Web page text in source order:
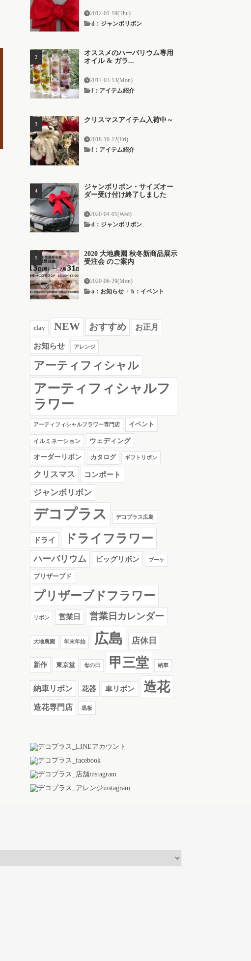
2012-01-19(Thu)
d：ジャンボリボン
オススメのハーバリウム専用
オイル & ガラ...
2017-03-13(Mon)
f：アイテム紹介
クリスマスアイテム入荷中～
2018-10-12(Fri)
f：アイテム紹介
ジャンボリボン・サイズオー
ダー受け付け終了しました
2020-04-01(Wed)
d：ジャンボリボン
2020 大地農園 秋冬新商品展示
受注会 のご案内
2020-06-29(Mon)
a：お知らせ / b：イベント
clay NEW おすすめ お正月
お知らせ アレンジ
アーティフィシャル
アーティフィシャルフ
ラワー
アーティフィシャルフラワー専門店 イベント
イルミネーション ウェディング
オーダーリボン カタログ ギフトリボン
クリスマス コンポート
ジャンボリボン
デコプラス デコプラス広島
ドライ ドライフラワー
ハーバリウム ビッグリボン ブーケ
プリザーブド
プリザーブドフラワー
リボン 営業日 営業日カレンダー
大地農園 年末年始 広島 店休日
新作 東京堂 母の日 甲三堂 納車
納車リボン 花器 車リボン 造花
造花専門店 黒板